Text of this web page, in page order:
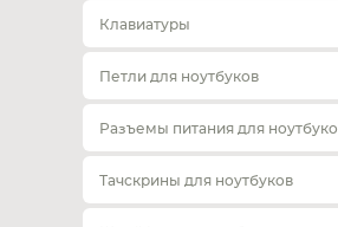
Клавиатуры
Петли для ноутбуков
Разъемы питания для
Тачскрины для ноутбуков